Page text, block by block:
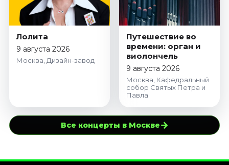
Лолита
9 августа 2026
Москва, Дизайн-завод
Путешествие во
времени: орган и
виолончель
9 августа 2026
Москва, Кафедральный
собор Святых Петра и
Павла
Все концерты в Москве→